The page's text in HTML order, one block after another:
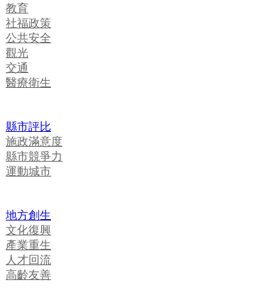
教育
社福政策
公共安全
觀光
交通
醫療衛生
縣市評比
施政滿意度
縣市競爭力
運動城市
地方創生
文化復興
產業重生
人才回流
高齡友善